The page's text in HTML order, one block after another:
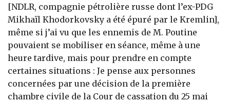
[NDLR, compagnie pétrolière russe dont l’ex-PDG
Mikhaïl Khodorkovsky a été épuré par le Kremlin],
même si j’ai vu que les ennemis de M. Poutine
pouvaient se mobiliser en séance, même à une
heure tardive, mais pour prendre en compte
certaines situations : Je pense aux personnes
concernées par une décision de la première
chambre civile de la Cour de cassation du 25 mai